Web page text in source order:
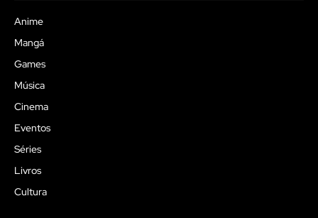
Anime
Mangá
Games
Música
Cinema
Eventos
Séries
Livros
Cultura